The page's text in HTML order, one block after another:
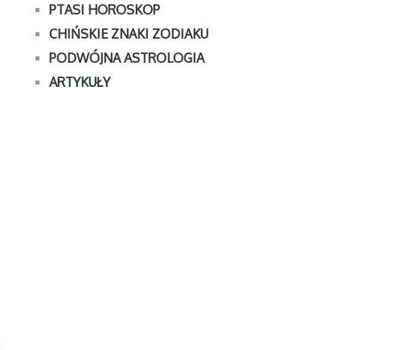
PTASI HOROSKOP
CHIŃSKIE ZNAKI ZODIAKU
PODWÓJNA ASTROLOGIA
ARTYKUŁY